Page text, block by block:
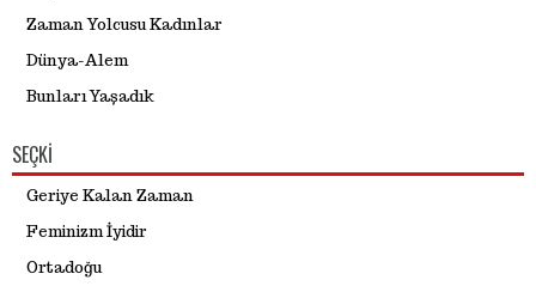
Zaman Yolcusu Kadınlar
Dünya-Alem
Bunları Yaşadık
SEÇKI
Geriye Kalan Zaman
Feminizm İyidir
Ortadoğu